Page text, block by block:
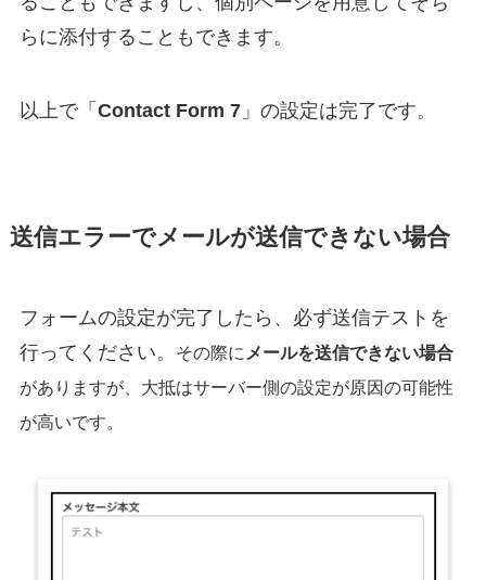
らに添付することもできます。
以上で「 Contact Form 7」の設定は完了です。
送信エラーでメールが送信できない場合
フォームの設定が完了したら、必ず送信テストを
行ってください。
その際に メールを送信できない場合
がありますが、大抵はサーバー側の設定が原因の可能性
が高いです。